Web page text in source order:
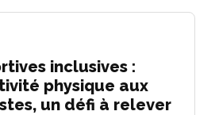
inclusives :
physique aux
un défi à relever